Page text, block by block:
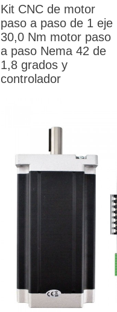
Kit CNC de motor
paso a paso de 1 eje
30,0 Nm motor paso
a paso Nema 42 de
1,8 grados y
controlador